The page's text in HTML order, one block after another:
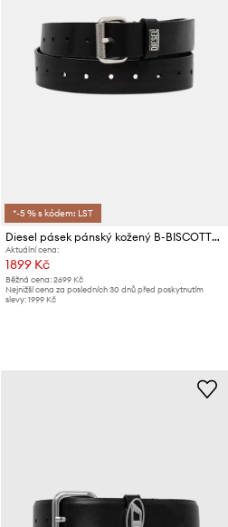
*-5 % s kódem: LST
Diesel pásek pánský kožený B-BISCOTTO-LOOP II
Aktuální cena:
1899 Kč
Běžná cena: 2699 Kč
Nejnižší cena za posledních 30 dnů před poskytnutím
slevy: 1999 Kč